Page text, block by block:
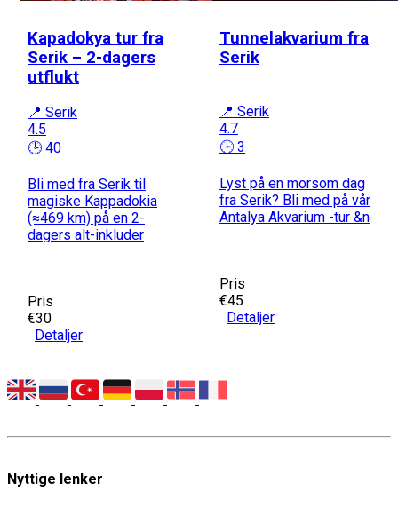
Kapadokya tur fra
Serik – 2-dagers
utflukt
📍 Serik
4.5
🕒 40
Bli med fra Serik til
magiske Kappadokia
(≈469 km) på en 2-
dagers alt-inkluder
Pris
€30
Detaljer
Tunnelakvarium fra
Serik
📍 Serik
4.7
🕒 3
Lyst på en morsom dag
fra Serik? Bli med på vår
Antalya Akvarium -tur &n
Pris
€45
Detaljer
Nyttige lenker